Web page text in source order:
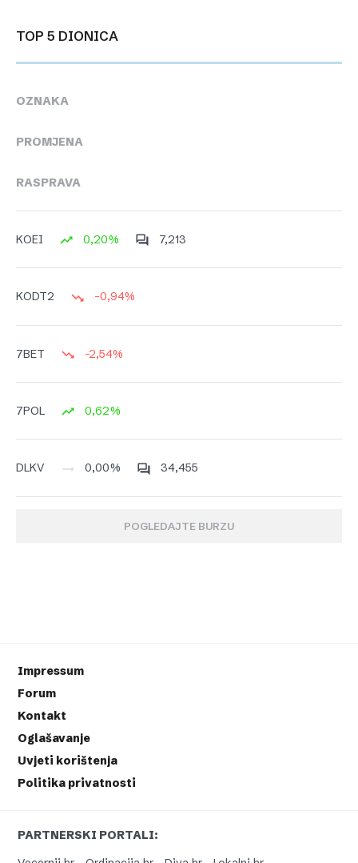
TOP 5 DIONICA
OZNAKA
PROMJENA
RASPRAVA
KOEI 0,20% 7,213
KODT2 -0,94%
7BET -2,54%
7POL 0,62%
DLKV 0,00% 34,455
POGLEDAJTE BURZU
Impressum
Forum
Kontakt
Oglašavanje
Uvjeti korištenja
Politika privatnosti
PARTNERSKI PORTALI: